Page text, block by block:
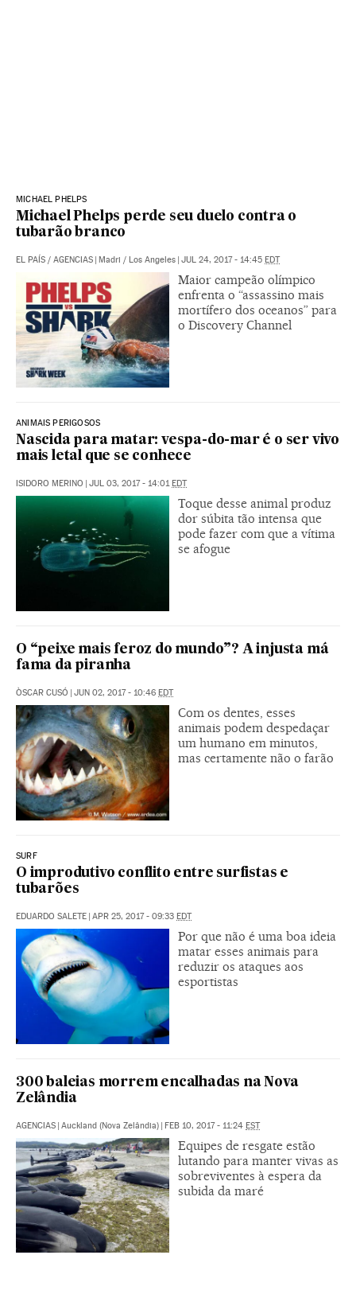
MICHAEL PHELPS
Michael Phelps perde seu duelo contra o
tubarão branco
EL PAÍS / AGENCIAS | Madri / Los Angeles | JUL 24, 2017 - 14:45 EDT
Maior campeão olímpico
enfrenta o “assassino mais
mortífero dos oceanos” para
o Discovery Channel
ANIMAIS PERIGOSOS
Nascida para matar: vespa-do-mar é o ser vivo
mais letal que se conhece
ISIDORO MERINO | JUL 03, 2017 - 14:01 EDT
Toque desse animal produz
dor súbita tão intensa que
pode fazer com que a vítima
se afogue
O “peixe mais feroz do mundo”? A injusta má
fama da piranha
ÒSCAR CUSÓ | JUN 02, 2017 - 10:46 EDT
Com os dentes, esses
animais podem despedaçar
um humano em minutos,
mas certamente não o farão
SURF
O improdutivo conflito entre surfistas e
tubarões
EDUARDO SALETE | APR 25, 2017 - 09:33 EDT
Por que não é uma boa ideia
matar esses animais para
reduzir os ataques aos
esportistas
300 baleias morrem encalhadas na Nova
Zelândia
AGENCIAS | Auckland (Nova Zelândia) | FEB 10, 2017 - 11:24 EST
Equipes de resgate estão
lutando para manter vivas as
sobreviventes à espera da
subida da maré